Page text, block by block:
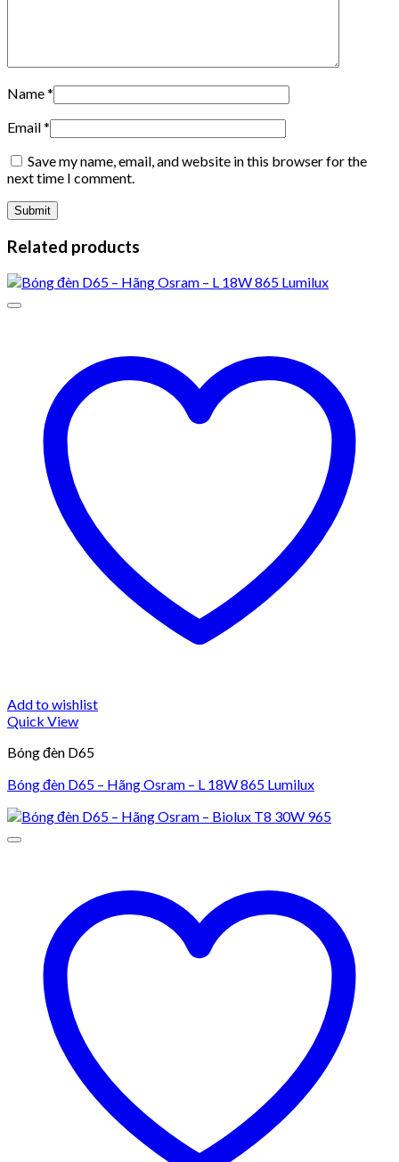
Name*
Email*
Save my name, email, and website in this browser for the
next time I comment.
Related products
Add to wishlist
Quick View
Bóng đèn D65
Bóng đèn D65 – Hãng Osram – L 18W 865 Lumilux